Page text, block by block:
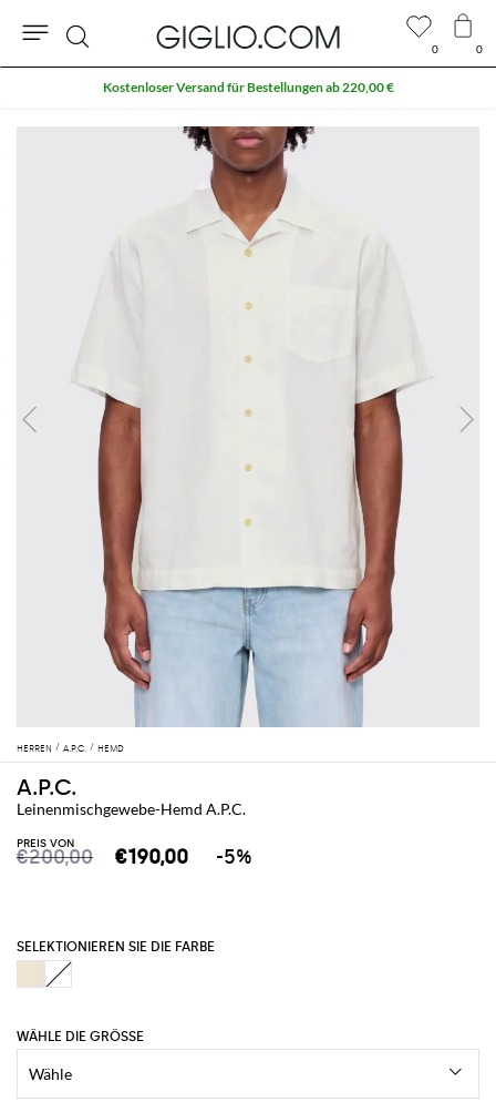
HERREN A.P.C. HEMD
A.P.C.
Leinenmischgewebe-Hemd A.P.C.
PREIS VON
€200,00 €190,00 -5%
SELEKTIONIEREN SIE DIE FARBE
WÄHLE DIE GRÖSSE
0 0
Suche
Kostenloser Versand für Bestellungen ab 220,00 €